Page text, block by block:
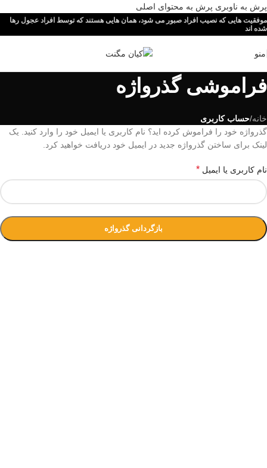
پرش به ناوبری پرش به محتوای اصلی
موفقیت هایی که نصیب افراد صبور می شود، همان هایی هستند که توسط افراد عجول رها
شده اند
منو
فراموشی گذرواژه
خانه/حساب کاربری
گذرواژه خود را فراموش کرده اید؟ نام کاربری یا ایمیل خود را وارد کنید. یک
لینک برای ساختن گذرواژه جدید در ایمیل خود دریافت خواهید کرد.
نام کاربری یا ایمیل *
بازگردانی گذرواژه